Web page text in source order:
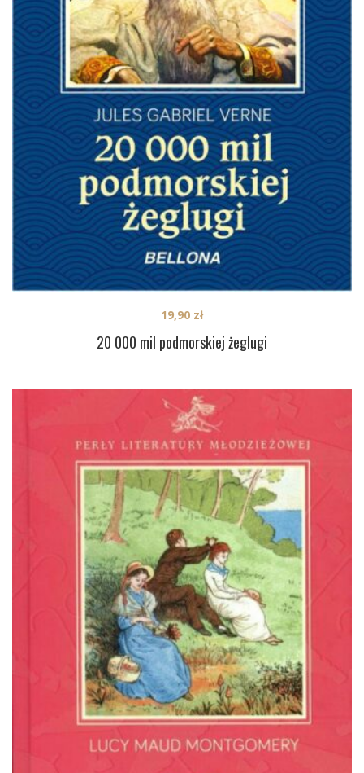
20 000 mil podmorskiej żeglugi
19,90 zł